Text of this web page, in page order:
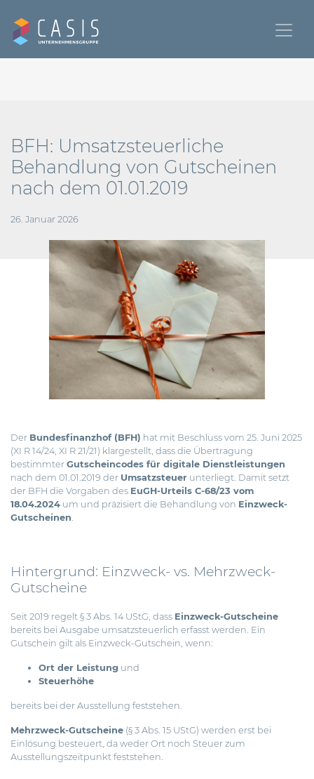
BFH: Umsatzsteuerliche
Behandlung von Gutscheinen
nach dem 01.01.2019
26. Januar 2026
Der Bundesfinanzhof (BFH) hat mit Beschluss vom 25. Juni 2025
(XI R 14/24, XI R 21/21) klargestellt, dass die Übertragung
bestimmter Gutscheincodes für digitale Dienstleistungen
nach dem 01.01.2019 der Umsatzsteuer unterliegt. Damit setzt
der BFH die Vorgaben des EuGH-Urteils C-68/23 vom
18.04.2024 um und präzisiert die Behandlung von Einzweck-
Gutscheinen.
Hintergrund: Einzweck- vs. Mehrzweck-
Gutscheine
Seit 2019 regelt § 3 Abs. 14 UStG, dass Einzweck-Gutscheine
bereits bei Ausgabe umsatzsteuerlich erfasst werden. Ein
Gutschein gilt als Einzweck-Gutschein, wenn:
Ort der Leistung und
Steuerhöhe
bereits bei der Ausstellung feststehen.
Mehrzweck-Gutscheine (§ 3 Abs. 15 UStG) werden erst bei
Einlösung besteuert, da weder Ort noch Steuer zum
Ausstellungszeitpunkt feststehen.